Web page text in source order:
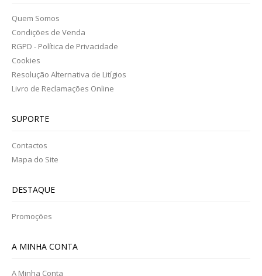
Quem Somos
Condições de Venda
RGPD - Política de Privacidade
Cookies
Resolução Alternativa de Litígios
Livro de Reclamações Online
SUPORTE
Contactos
Mapa do Site
DESTAQUE
Promoções
A MINHA CONTA
A Minha Conta